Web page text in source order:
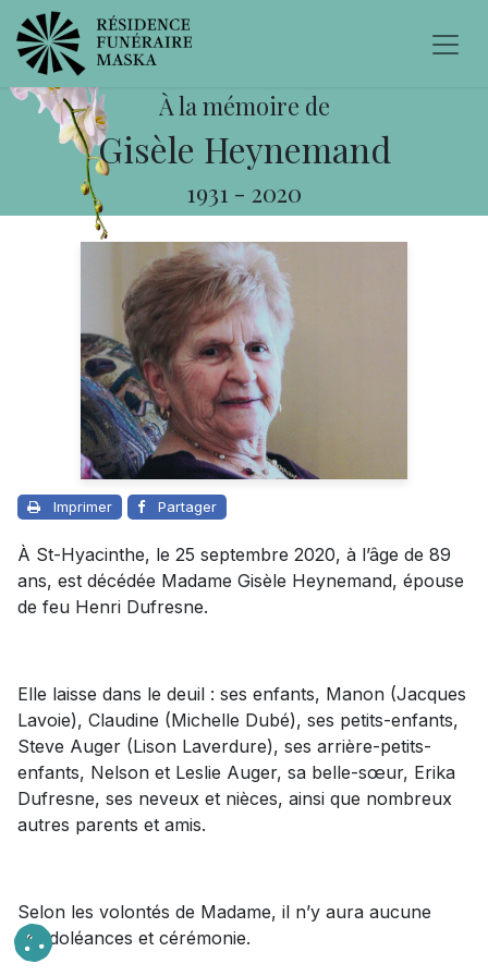
À la mémoire de
Gisèle Heynemand
1931 - 2020
Imprimer Partager
À St-Hyacinthe, le 25 septembre 2020, à l’âge de 89
ans, est décédée Madame Gisèle Heynemand, épouse
de feu Henri Dufresne.
Elle laisse dans le deuil : ses enfants, Manon (Jacques
Lavoie), Claudine (Michelle Dubé), ses petits-enfants,
Steve Auger (Lison Laverdure), ses arrière-petits-
enfants, Nelson et Leslie Auger, sa belle-sœur, Erika
Dufresne, ses neveux et nièces, ainsi que nombreux
autres parents et amis.
Selon les volontés de Madame, il n’y aura aucune
condoléances et cérémonie.